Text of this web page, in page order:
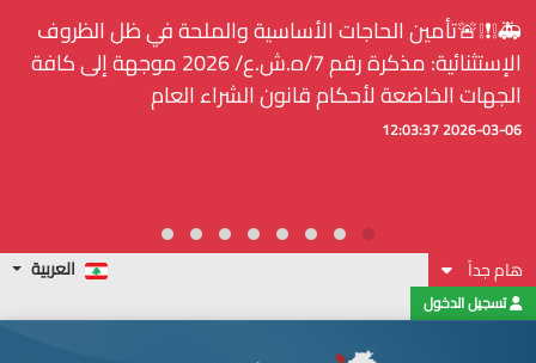
🚑❕❗❕🚨تأمين الحاجات الأساسية والملحة في ظل الظروف
الإستثنائية: مذكرة رقم 7/ه.ش.ع/ 2026 موجهة إلى كافة
الجهات الخاضعة لأحكام قانون الشراء العام
2026-03-06 12:03:37
هام جداً العربية
تسجيل الدخول